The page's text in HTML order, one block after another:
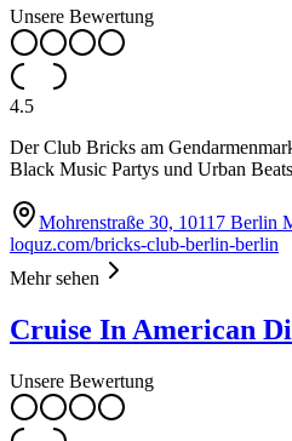
Unsere Bewertung
4.5
Der Club Bricks am
Black Music Partys und Urban
Mohrenstraße 30, 10117 Berlin
loquz.com/bricks-club-berlin-berlin
Mehr sehen
Cruise In American
Unsere Bewertung